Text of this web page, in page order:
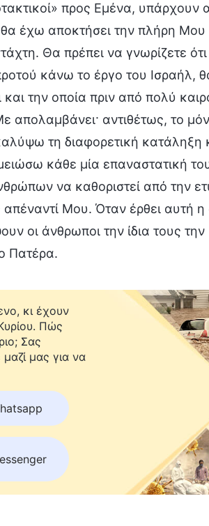
προς Εμένα, υπάρχουν
έχω αποκτήσει την πλήρη
Θα πρέπει να γνωρίζετε
κάνω το έργο του Ισραήλ,
την οποία πριν από πολύ
απολαμβάνει· αντιθέτως, το
τη διαφορετική
κάθε μία επαναστατική
να καθοριστεί από την
Μου. Όταν έρθει αυτή η
οι άνθρωποι την ίδια τους
Πατέρα.
κι έχουν
Πώς
Σας
μας για να